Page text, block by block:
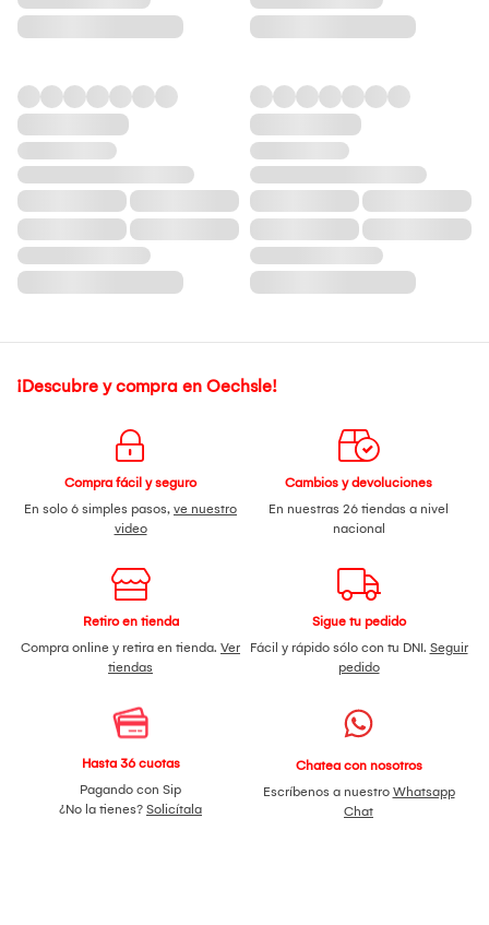
¡Descubre y compra en Oechsle!
Compra fácil y seguro
En solo 6 simples pasos, ve nuestro
video
Cambios y devoluciones
En nuestras 26 tiendas a nivel
nacional
Retiro en tienda
Compra online y retira en tienda. Ver
tiendas
Sigue tu pedido
Fácil y rápido sólo con tu DNI. Seguir
pedido
Hasta 36 cuotas
Pagando con Sip
¿No la tienes? Solicítala
Chatea con nosotros
Escríbenos a nuestro Whatsapp
Chat